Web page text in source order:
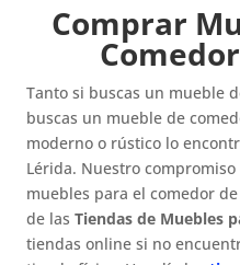
Comprar
Tanto si buscas un mueble
buscas un mueble de
moderno o rústico lo
Lérida. Nuestro
muebles para el comedor
de lasTiendas de Muebles
tiendas online si no